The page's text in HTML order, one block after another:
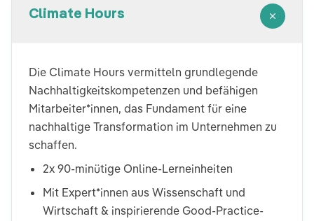
Climate Hours
Die Climate Hours vermitteln grundlegende
Nachhaltigkeitskompetenzen und befähigen
Mitarbeiter*innen, das Fundament für eine
nachhaltige Transformation im Unternehmen zu
schaffen.
2x 90-minütige Online-Lerneinheiten
Mit Expert*innen aus Wissenschaft und
Wirtschaft & inspirierende Good-Practice-